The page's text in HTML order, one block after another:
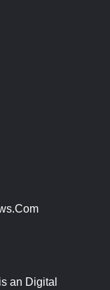
an Digital